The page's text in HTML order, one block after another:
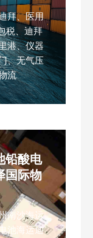
拜、医用
税、迪拜
港、仪器
、无气压
流
铅酸电
国际物
南沙海运
池海运迪